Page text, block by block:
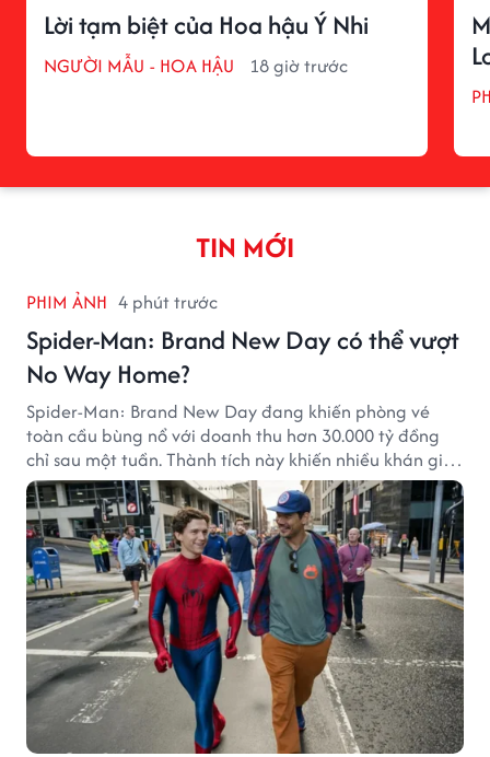
Lời tạm biệt của Hoa hậu Ý Nhi
NGƯỜI MẪU - HOA HẬU 18 giờ trước
TIN MỚI
PHIM ẢNH 4 phút trước
Spider-Man: Brand New Day có thể vượt
No Way Home?
Spider-Man: Brand New Day đang khiến phòng vé
toàn cầu bùng nổ với doanh thu hơn 30.000 tỷ đồng
chỉ sau một tuần. Thành tích này khiến nhiều khán giả
đặt câu hỏi liệu bộ phim mới của Tom Holland có thể
phá kỷ lục mà No Way Home từng thiết lập hay không.